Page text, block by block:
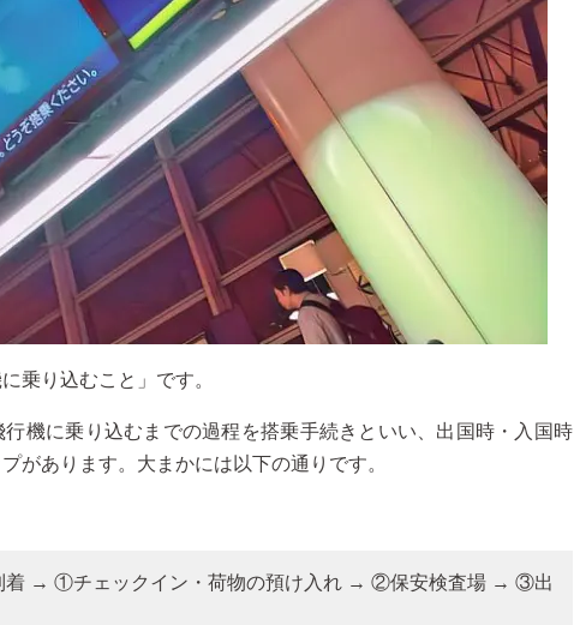
乗り込むこと」です。
機に乗り込むまでの過程を搭乗手続きといい、出国時・入国時
があります。大まかには以下の通りです。
着 → ①チェックイン・荷物の預け入れ → ②保安検査場 → ③出